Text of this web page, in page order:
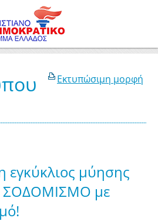
Εκτυπώσιμη μορφή
εγκύκλιος μύησης
ΣΟΔΟΜΙΣΜΟ με